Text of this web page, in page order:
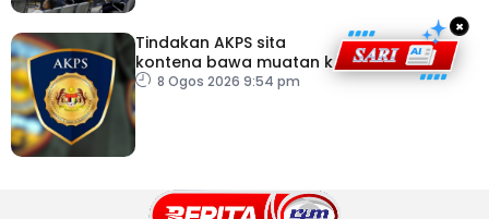
Tindakan AKPS sita
kontena bawa muatan ke
Israel bukti ketegasan
8 Ogos 2026 9:54 pm
×